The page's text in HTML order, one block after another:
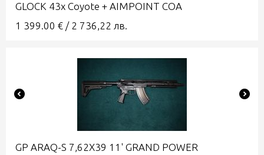
GLOCK 43x Coyote + AIMPOINT COA
1 399.00 € / 2 736,22 лв.
GP ARAQ-S 7,62X39 11' GRAND POWER